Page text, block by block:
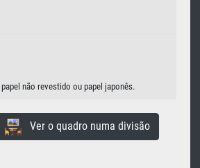
não revestido ou papel japonês.
Ver o quadro numa divisão